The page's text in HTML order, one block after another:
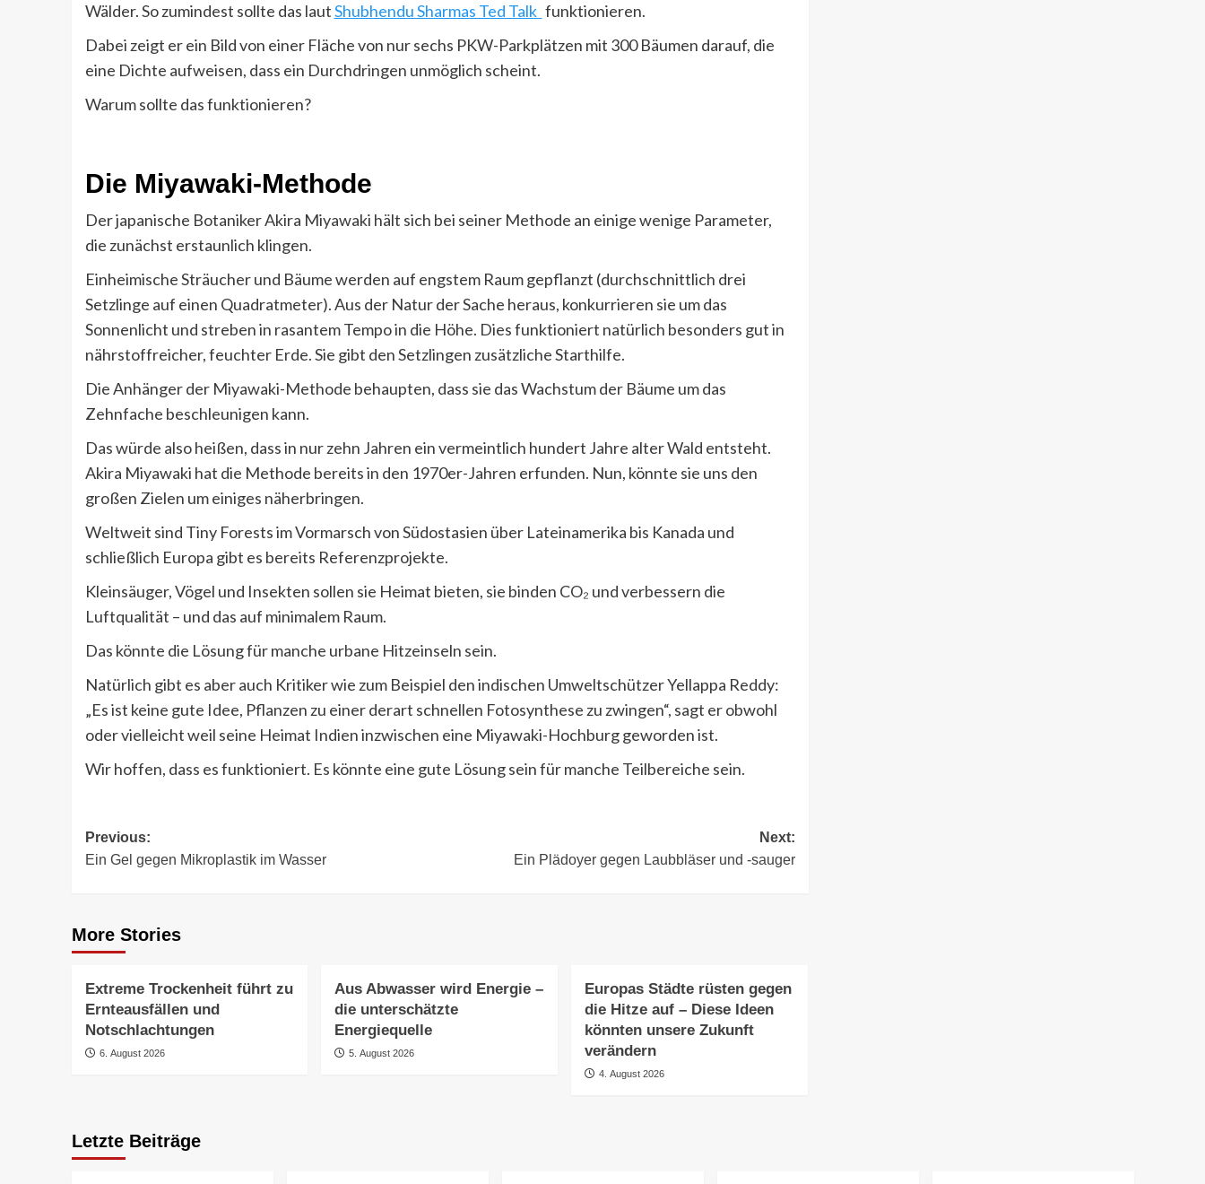
Wälder. So zumindest sollte das lautShubhendu Sharmas Ted Talk funktionieren.
Dabei zeigt er ein Bild von einer Fläche von nur sechs PKW-Parkplätzen mit 300 Bäumen darauf, die
eine Dichte aufweisen, dass ein Durchdringen unmöglich scheint.
Warum sollte das funktionieren?
Die Miyawaki-Methode
Der japanische Botaniker Akira Miyawaki hält sich bei seiner Methode an einige wenige Parameter,
die zunächst erstaunlich klingen.
Einheimische Sträucher und Bäume werden auf engstem Raum gepflanzt (durchschnittlich drei
Setzlinge auf einen Quadratmeter). Aus der Natur der Sache heraus, konkurrieren sie um das
Sonnenlicht und streben in rasantem Tempo in die Höhe. Dies funktioniert natürlich besonders gut in
nährstoffreicher, feuchter Erde. Sie gibt den Setzlingen zusätzliche Starthilfe.
Die Anhänger der Miyawaki-Methode behaupten, dass sie das Wachstum der Bäume um das
Zehnfache beschleunigen kann.
Das würde also heißen, dass in nur zehn Jahren ein vermeintlich hundert Jahre alter Wald entsteht.
Akira Miyawaki hat die Methode bereits in den 1970er-Jahren erfunden. Nun, könnte sie uns den
großen Zielen um einiges näherbringen.
Weltweit sind Tiny Forests im Vormarsch von Südostasien über Lateinamerika bis Kanada und
schließlich Europa gibt es bereits Referenzprojekte.
Kleinsäuger, Vögel und Insekten sollen sie Heimat bieten, sie binden CO₂ und verbessern die
Luftqualität – und das auf minimalem Raum.
Das könnte die Lösung für manche urbane Hitzeinseln sein.
Natürlich gibt es aber auch Kritiker wie zum Beispiel den indischen Umweltschützer Yellappa Reddy:
„Es ist keine gute Idee, Pflanzen zu einer derart schnellen Fotosynthese zu zwingen“, sagt er obwohl
oder vielleicht weil seine Heimat Indien inzwischen eine Miyawaki-Hochburg geworden ist.
Wir hoffen, dass es funktioniert. Es könnte eine gute Lösung sein für manche Teilbereiche sein.
Post
navigation
Previous:
Ein Gel gegen Mikroplastik im Wasser
Next:
Ein Plädoyer gegen Laubbläser und -sauger
More Stories
Extreme Trockenheit führt zu
Ernteausfällen und
Notschlachtungen
6. August 2026
Aus Abwasser wird Energie –
die unterschätzte
Energiequelle
5. August 2026
Europas Städte rüsten gegen
die Hitze auf – Diese Ideen
könnten unsere Zukunft
verändern
4. August 2026
Letzte Beiträge